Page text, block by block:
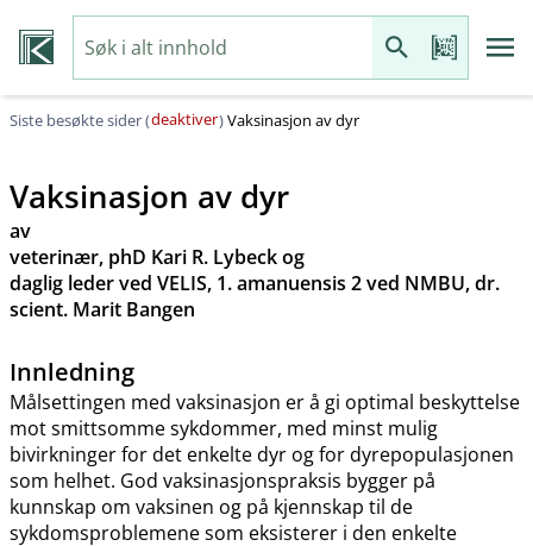
Siste besøkte sider (deaktiver)Vaksinasjon av dyr
Vaksinasjon av dyr
av
veterinær, phD Kari R. Lybeck og
daglig leder ved VELIS, 1. amanuensis 2 ved NMBU, dr.
scient. Marit Bangen
Innledning
Målsettingen med vaksinasjon er å gi optimal beskyttelse
mot smittsomme sykdommer, med minst mulig
bivirkninger for det enkelte dyr og for dyrepopulasjonen
som helhet. God vaksinasjonspraksis bygger på
kunnskap om vaksinen og på kjennskap til de
sykdomsproblemene som eksisterer i den enkelte